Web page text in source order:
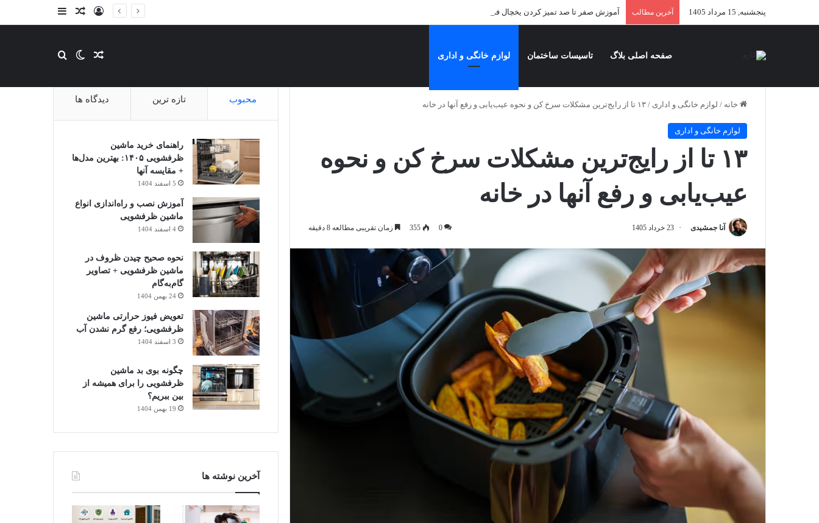
پنجشنبه, 15 مرداد 1405 آخرین مطالب آموزش صفر تا صد تمیز کردن یخچال فریزر: راهنمای کامل برای درخشش آشپزخانه ورودنوشته تصادفی
سایدبار
صفحه اصلی بلاگ تاسیسات ساختمان لوازم خانگی و اداری نوشته تصادفی
تغییر پوسته
جستجو برای
خانه / لوازم خانگی و اداری / ۱۳ تا از رایج‌ترین مشکلات سرخ کن و نحوه عیب‌یابی و رفع آنها در خانه
لوازم خانگی و اداری
۱۳ تا از رایج‌ترین مشکلات سرخ کن و نحوه
عیب‌یابی و رفع آنها در خانه
آنا جمشیدی 23 خرداد 1405 0
355 زمان تقریبی مطالعه 8 دقیقه
محبوب تازه ترین دیدگاه ها
راهنمای خرید ماشین
ظرفشویی ۱۴۰۵: بهترین مدل‌ها
+ مقایسه آنها
5 اسفند 1404
آموزش نصب و راه‌اندازی انواع
ماشین ظرفشویی
4 اسفند 1404
نحوه صحیح چیدن ظروف در
ماشین ظرفشویی + تصاویر
گام‌به‌گام
24 بهمن 1404
تعویض فیوز حرارتی ماشین
ظرفشویی؛ رفع گرم نشدن آب
3 اسفند 1404
چگونه بوی بد ماشین
ظرفشویی را برای همیشه از
بین ببریم؟
19 بهمن 1404
آخرین نوشته ها